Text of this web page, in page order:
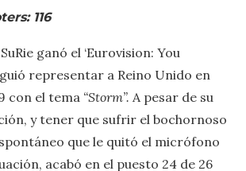
116
ganó el ‘Eurovision: You
representar a Reino Unido en
con el tema “Storm”. A pesar de su
y tener que sufrir el bochornoso
que le quitó el micrófono
acabó en el puesto 24 de 26